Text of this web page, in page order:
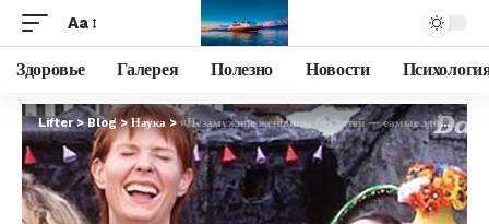
Aa
Здоровье Галерея Полезно Новости
Lifter>Blog>Наука> «Незамужние женщины без детей — самые здоровые и самые счастливые люди на Земле»